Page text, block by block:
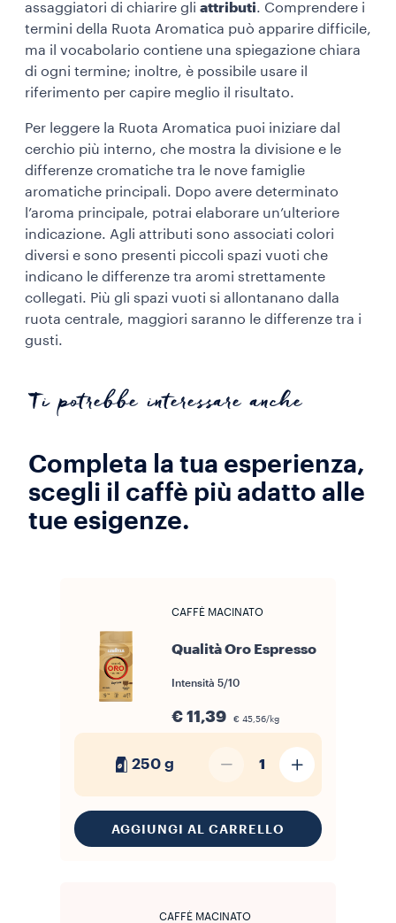
assaggiatori di chiarire gli attributi. Comprendere i
termini della Ruota Aromatica può apparire difficile,
ma il vocabolario contiene una spiegazione chiara
di ogni termine; inoltre, è possibile usare il
riferimento per capire meglio il risultato.
Per leggere la Ruota Aromatica puoi iniziare dal
cerchio più interno, che mostra la divisione e le
differenze cromatiche tra le nove famiglie
aromatiche principali. Dopo avere determinato
l’aroma principale, potrai elaborare un’ulteriore
indicazione. Agli attributi sono associati colori
diversi e sono presenti piccoli spazi vuoti che
indicano le differenze tra aromi strettamente
collegati. Più gli spazi vuoti si allontanano dalla
ruota centrale, maggiori saranno le differenze tra i
gusti.
Ti potrebbe interessare anche
Completa la tua esperienza,
scegli il caffè più adatto alle
tue esigenze.
CAFFÈ MACINATO
Qualità Oro Espresso
Intensità 5/10
€ 11,39 € 45,56/kg
250 g 1
AGGIUNGI AL CARRELLO
CAFFÈ MACINATO